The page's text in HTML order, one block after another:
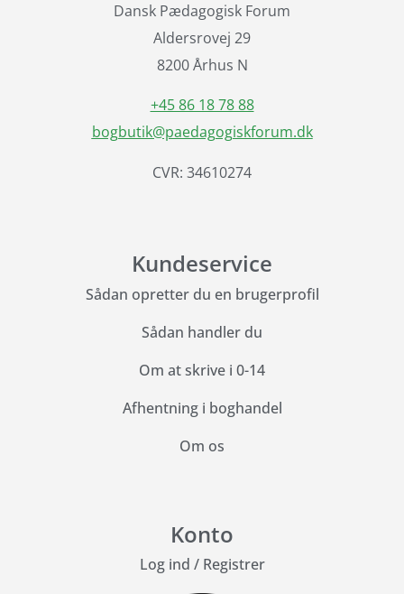
Dansk Pædagogisk Forum
Aldersrovej 29
8200 Århus N
+45 86 18 78 88
bogbutik@paedagogiskforum.dk
CVR: 34610274
Kundeservice
Sådan opretter du en brugerprofil
Sådan handler du
Om at skrive i 0-14
Afhentning i boghandel
Om os
Konto
Log ind / Registrer